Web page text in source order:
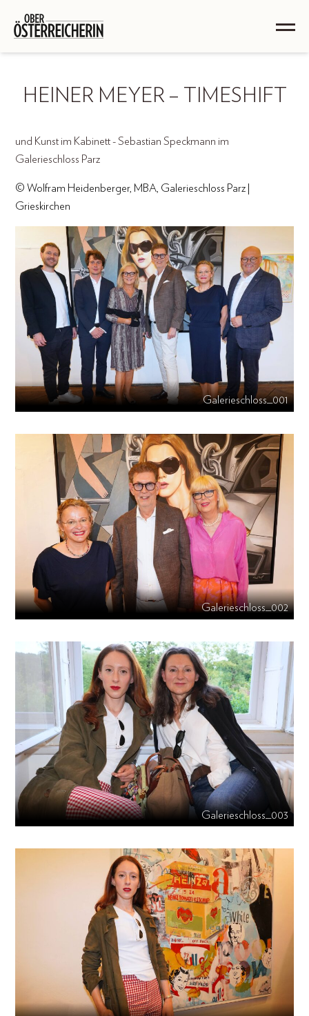
HEINER MEYER – TIMESHIFT
und Kunst im Kabinett - Sebastian Speckmann im
Galerieschloss Parz
© Wolfram Heidenberger, MBA, Galerieschloss Parz |
Grieskirchen
Galerieschloss_001
Galerieschloss_002
Galerieschloss_003